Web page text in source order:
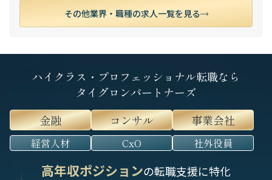
その他業界・職種の求人一覧を見る
ハイクラス・プロフェッショナル転職なら
タイグロンパートナーズ
金融
コンサル 事業会社
経営人材 CxO 社外役員
高年収ポジションの転職支援に特化